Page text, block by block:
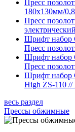
Пресс
180х130мм/
Пресс
Шрифт набор
Пресс
Шрифт набор
Пресс
Шрифт набор
High ZS-110 //
весь раздел
Прессы обжимные